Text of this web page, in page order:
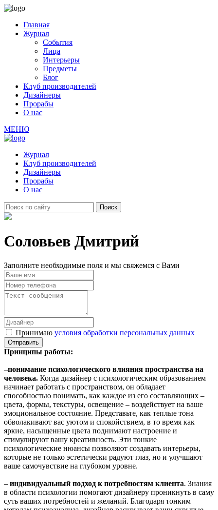
Главная
Журнал
События
Лица
Интерьеры
Предметы
Блог
Клуб производителей
Дизайнеры
Прорабы
О нас
МЕНЮ
Журнал
Клуб производителей
Дизайнеры
Прорабы
О нас
Соловьев Дмитрий
Заполните необходимые поля и мы свяжемся с Вами
Принимаю условия обработки персональных данных
Принципы работы:
–понимание психологического влияния пространства на
человека. Когда дизайнер с психологическим образованием
начинает работать с пространством, он обладает
способностью понимать, как каждое из его составляющих –
цвета, формы, текстуры, освещение – воздействует на ваше
эмоциональное состояние. Представьте, как теплые тона
обволакивают вас уютом и спокойствием, в то время как
яркие, насыщенные цвета поднимают настроение и
стимулируют вашу креативность. Эти тонкие
психологические нюансы позволяют создавать интерьеры,
которые не только эстетически радуют глаз, но и улучшают
ваше самочувствие на глубоком уровне.
– индивидуальный подход к потребностям клиента. Знания
в области психологии помогают дизайнеру проникнуть в саму
суть ваших потребностей и желаний. Благодаря тонким